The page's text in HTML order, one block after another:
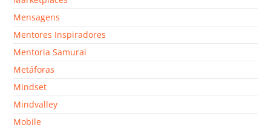
Mensagens
Mentores Inspiradores
Mentoria Samurai
Metáforas
Mindset
Mindvalley
Mobile